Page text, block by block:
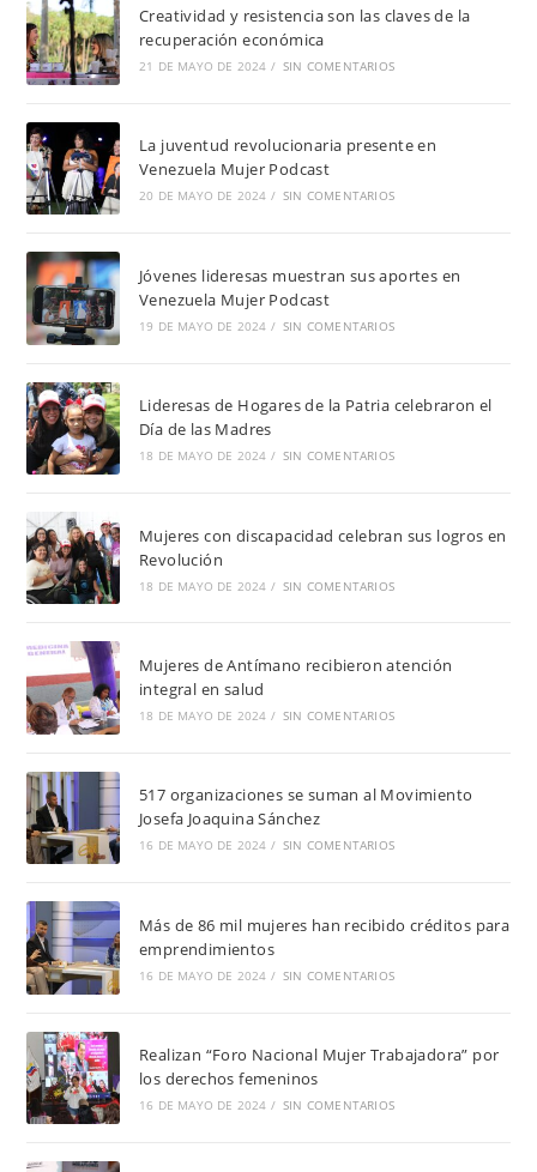
Creatividad y resistencia son las claves de la
recuperación económica
21 DE MAYO DE 2024 / SIN COMENTARIOS
La juventud revolucionaria presente en
Venezuela Mujer Podcast
20 DE MAYO DE 2024 / SIN COMENTARIOS
Jóvenes lideresas muestran sus aportes en
Venezuela Mujer Podcast
19 DE MAYO DE 2024 / SIN COMENTARIOS
Lideresas de Hogares de la Patria celebraron el
Día de las Madres
18 DE MAYO DE 2024 / SIN COMENTARIOS
Mujeres con discapacidad celebran sus logros en
Revolución
18 DE MAYO DE 2024 / SIN COMENTARIOS
Mujeres de Antímano recibieron atención
integral en salud
18 DE MAYO DE 2024 / SIN COMENTARIOS
517 organizaciones se suman al Movimiento
Josefa Joaquina Sánchez
16 DE MAYO DE 2024 / SIN COMENTARIOS
Más de 86 mil mujeres han recibido créditos para
emprendimientos
16 DE MAYO DE 2024 / SIN COMENTARIOS
Realizan “Foro Nacional Mujer Trabajadora” por
los derechos femeninos
16 DE MAYO DE 2024 / SIN COMENTARIOS